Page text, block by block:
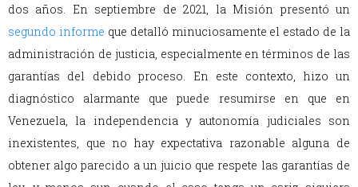
dos años. En septiembre de 2021, la Misión presentó un
segundo informe que detalló minuciosamente el estado de la
administración de justicia, especialmente en términos de las
garantías del debido proceso. En este contexto, hizo un
diagnóstico alarmante que puede resumirse en que en
Venezuela, la independencia y autonomía judiciales son
inexistentes, que no hay expectativa razonable alguna de
obtener algo parecido a un juicio que respete las garantías de